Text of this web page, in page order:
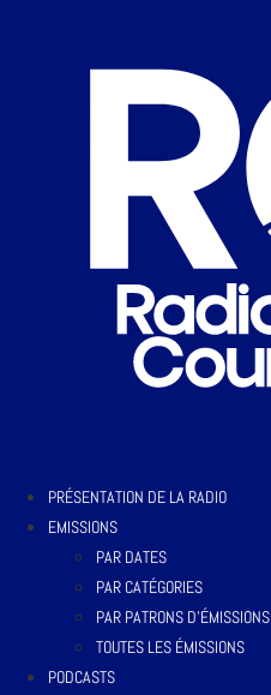
PRÉSENTATION DE LA RADIO
EMISSIONS
PAR DATES
PAR CATÉGORIES
PAR PATRONS D’ÉMISSIONS
TOUTES LES ÉMISSIONS
PODCASTS